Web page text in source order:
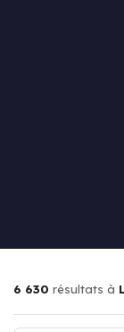
6 630 résultats à